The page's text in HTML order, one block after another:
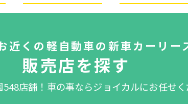
近くの軽自動車の新車カーリー
販売店を探す
店舗！ 車の事ならジョイカルにお任せく